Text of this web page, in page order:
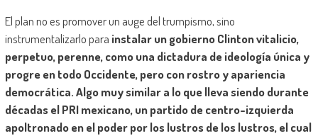
El plan no es promover un auge del trumpismo, sino
instrumentalizarlo para instalar un gobierno Clinton vitalicio,
perpetuo, perenne, como una dictadura de ideología única y
progre en todo Occidente, pero con rostro y apariencia
democrática.Algo muy similar a lo que lleva siendo durante
décadas el PRI mexicano, un partido de centro-izquierda
apoltronado en el poder por los lustros de los lustros, el cual